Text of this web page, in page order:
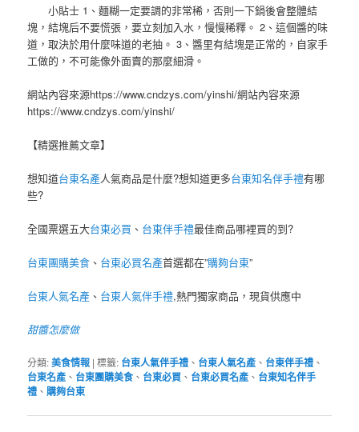
小貼士 1、麵糊一定要調的非常稀，否則一下鍋後會整體結
塊，結塊后不要慌張，要立刻加入水，慢慢稀釋。 2、這個醬的味
道，取決於用什麼味道的老抽。 3、醬里有結塊是正常的，自家手
工做的，不可能像外面賣的那麼細滑。
網站內容來源https://www.cndzys.com/yinshi/網站內容來源
https://www.cndzys.com/yinshi/
【精選推薦文章】
想知道台東名產人氣商品是什麼?想知道更多台東知名伴手禮有哪
些?
全國票選五大台東必買 、 台東伴手禮最佳商品哪裡買的到?
台東團購美食 、 台東必買名產首選都在”購夠台東”
台東人氣名產 、 台東人氣伴手禮,熱門獨家商品，現貨供應中
甜醬怎麼做
分類:美食情報 |標籤: 台東人氣伴手禮 、 台東人氣名產 、 台東伴手禮 、
台東名產 、 台東團購美食 、 台東必買 、 台東必買名產 、 台東知名伴手
禮 、 購夠台東